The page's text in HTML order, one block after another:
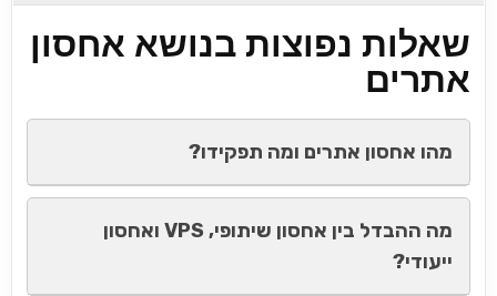
שאלות נפוצות בנושא אחסון
אתרים
מהו אחסון אתרים ומה תפקידו?
מה ההבדל בין אחסון שיתופי, VPS ואחסון
ייעודי?